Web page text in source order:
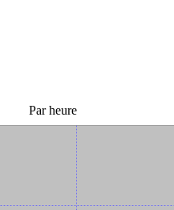
Par heure